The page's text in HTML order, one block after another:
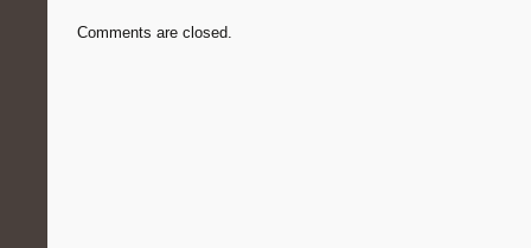
Comments are closed.